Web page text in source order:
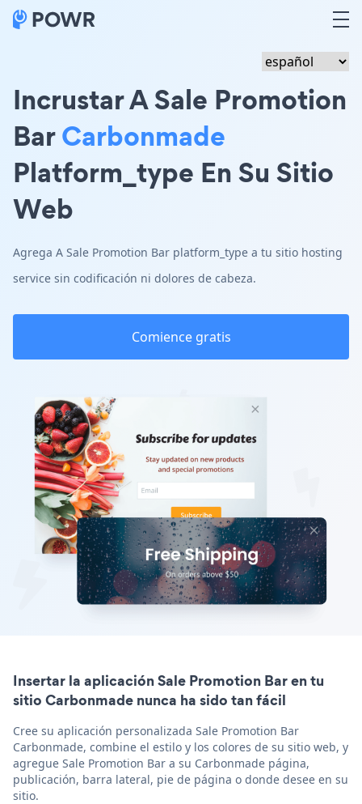
Incrustar A Sale Promotion
BarCarbonmade
Platform_type En Su Sitio
Web
Agrega A Sale Promotion Bar platform_type a tu sitio hosting
service sin codificación ni dolores de cabeza.
Comience gratis
Insertar la aplicación Sale Promotion Bar en tu
sitio Carbonmade nunca ha sido tan fácil
Cree su aplicación personalizada Sale Promotion Bar
Carbonmade, combine el estilo y los colores de su sitio web, y
agregue Sale Promotion Bar a su Carbonmade página,
publicación, barra lateral, pie de página o donde desee en su
sitio.